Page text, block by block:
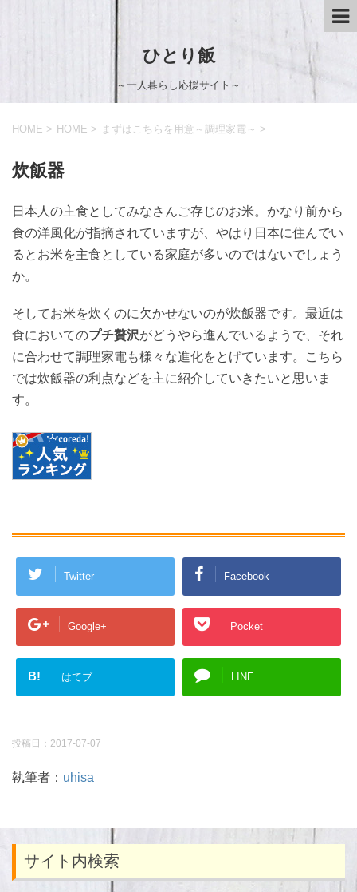
ひとり飯
～一人暮らし応援サイト～
HOME > HOME > まずはこちらを用意～調理家電～ >
炊飯器
日本人の主食としてみなさんご存じのお米。かなり前から
食の洋風化が指摘されていますが、やはり日本に住んでい
るとお米を主食としている家庭が多いのではないでしょう
か。
そしてお米を炊くのに欠かせないのが炊飯器です。最近は
食においてのプチ贅沢がどうやら進んでいるようで、それ
に合わせて調理家電も様々な進化をとげています。こちら
では炊飯器の利点などを主に紹介していきたいと思いま
す。
Twitter Facebook
Google+ Pocket
B! はてブ LINE
投稿日： 2017-07-07
執筆者： uhisa
サイト内検索